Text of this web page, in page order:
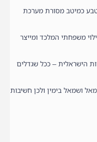
כמיטב מסורת מערכת
משפחתי המלכד ומייצר
הישראלית – ככל שגדלים
ושמאל בימין ולכן חשיבות